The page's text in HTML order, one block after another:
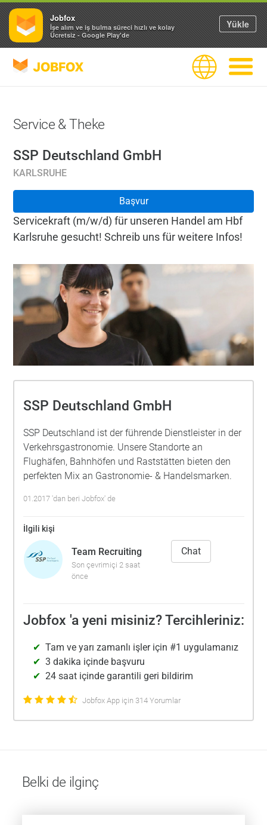
JOBFOX Dil
Service & Theke
SSP Deutschland GmbH
KARLSRUHE
Başvur
Servicekraft (m/w/d) für unseren Handel am Hbf
Karlsruhe gesucht! Schreib uns für weitere Infos!
SSP Deutschland GmbH
SSP Deutschland ist der führende Dienstleister in der
Verkehrsgastronomie. Unsere Standorte an
Flughäfen, Bahnhöfen und Raststätten bieten den
perfekten Mix an Gastronomie- & Handelsmarken.
01.2017 'dan beri Jobfox' de
İlgili kişi
Team Recruiting
Son çevrimiçi 2 saat
önce
Chat
Jobfox 'a yeni misiniz? Tercihleriniz:
Tam ve yarı zamanlı işler için #1 uygulamanız
3 dakika içinde başvuru
24 saat içinde garantili geri bildirim
Jobfox App için 314 Yorumlar
Belki de ilginç
Jobfox
İşe alım ve iş bulma süreci hızlı ve kolay
Ücretsiz - Google Play'de
Yükle